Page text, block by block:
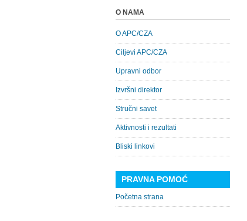
O NAMA
O APC/CZA
Ciljevi APC/CZA
Upravni odbor
Izvršni direktor
Stručni savet
Aktivnosti i rezultati
Bliski linkovi
PRAVNA POMOĆ
Početna strana